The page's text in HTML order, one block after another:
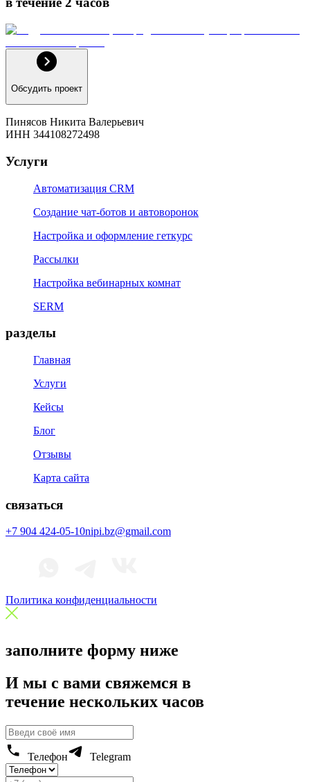
Обсудить проект
Пинясов Никита Валерьевич
ИНН 344108272498
Услуги
Автоматизация CRM
Создание чат-ботов и автоворонок
Настройка и оформление геткурс
Рассылки
Настройка вебинарных комнат
SERM
разделы
Главная
Услуги
Кейсы
Блог
Отзывы
Карта сайта
связаться
+7 904 424-05-10nipi.bz@gmail.com
Политика конфиденциальности
заполните форму ниже
И мы с вами свяжемся в
течение нескольких часов
Телефон Telegram